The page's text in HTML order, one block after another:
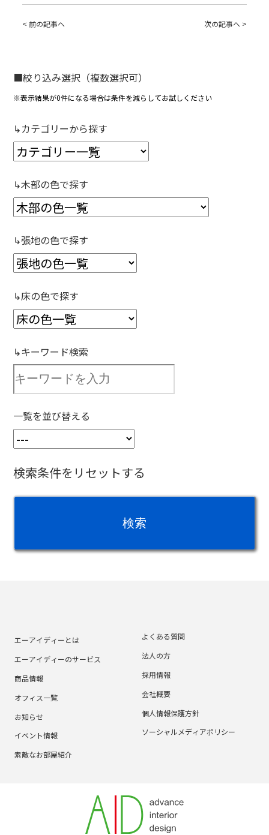
< 前の記事へ 次の記事へ >
■絞り込み選択（複数選択可）
※表示結果が0件になる場合は条件を減らしてお試しください
↳カテゴリーから探す
↳木部の色で探す
↳張地の色で探す
↳床の色で探す
↳キーワード検索
一覧を並び替える
検索条件をリセットする
エーアイディーとは
エーアイディーのサービス
商品情報
オフィス一覧
お知らせ
イベント情報
素敵なお部屋紹介
よくある質問
法人の方
採用情報
会社概要
個人情報保護方針
ソーシャルメディアポリシー